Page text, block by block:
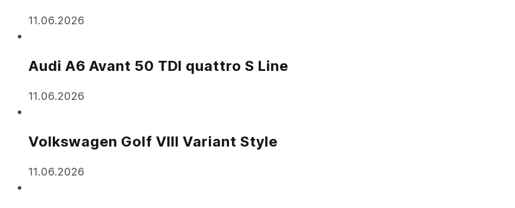
11.06.2026
Audi A6 Avant 50 TDI quattro S Line
11.06.2026
Volkswagen Golf VIII Variant Style
11.06.2026